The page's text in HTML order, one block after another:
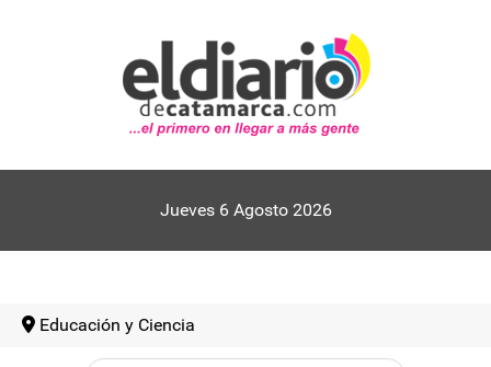
Jueves 6 Agosto 2026
Educación y Ciencia